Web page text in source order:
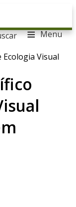
≡ Menu
Ecologia Visual